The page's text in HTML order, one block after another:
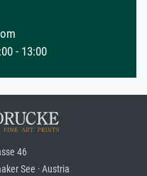
- 13:00
46
See · Austria